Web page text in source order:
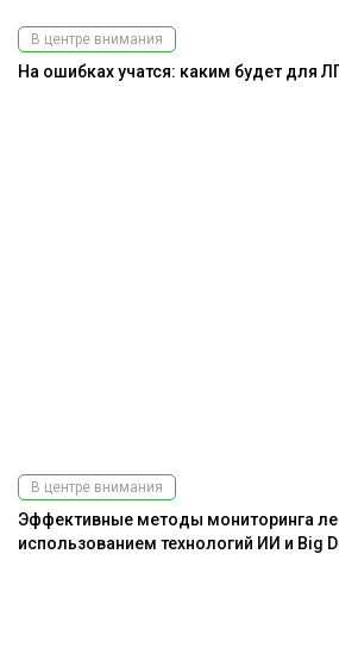
В центре внимания
На ошибках учатся: каким будет для
В центре внимания
Эффективные методы мониторинга
использованием технологий ИИ и Big